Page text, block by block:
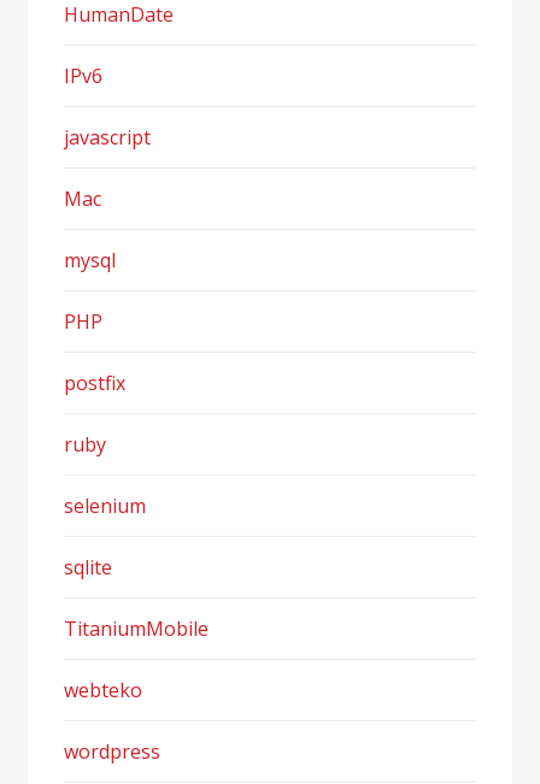
HumanDate
IPv6
javascript
Mac
mysql
PHP
postfix
ruby
selenium
sqlite
TitaniumMobile
webteko
wordpress